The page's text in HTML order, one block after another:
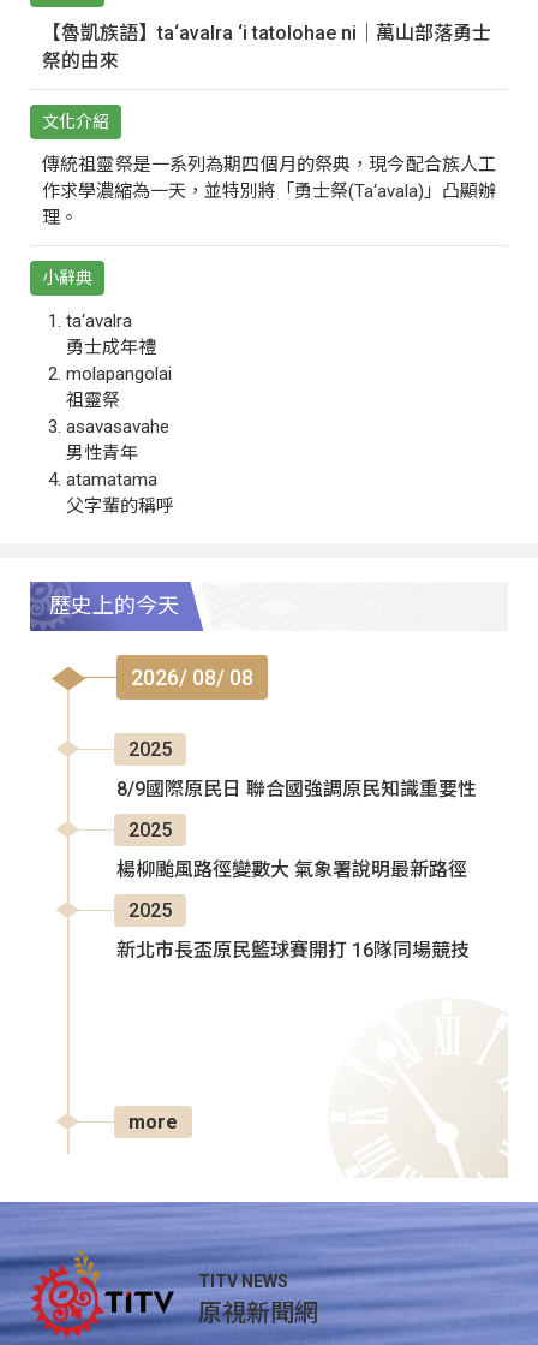
【魯凱族語】ta‘avalra ‘i tatolohae ni｜萬山部落勇士
祭的由來
文化介紹
傳統祖靈祭是一系列為期四個月的祭典，現今配合族人工
作求學濃縮為一天，並特別將「勇士祭(Ta‘avala)」凸顯辦
理。
小辭典
ta‘avalra
勇士成年禮
molapangolai
祖靈祭
asavasavahe
男性青年
atamatama
父字輩的稱呼
歷史上的今天
2026/ 08/ 08
2025
8/9國際原民日 聯合國強調原民知識重要性
2025
楊柳颱風路徑變數大 氣象署說明最新路徑
2025
新北市長盃原民籃球賽開打 16隊同場競技
more
TITV NEWS
原視新聞網